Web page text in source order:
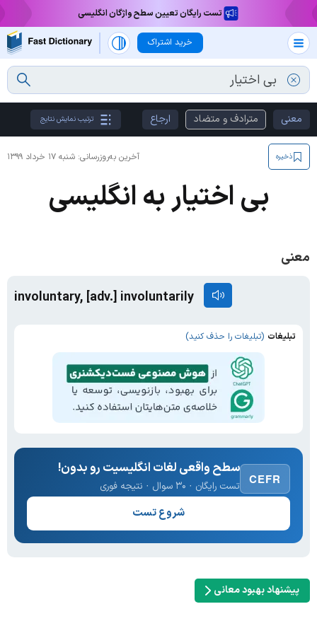
تست رایگان تعیین سطح واژگان انگلیسی
خرید اشتراک
معنی مترادف و متضاد ارجاع ترتیب نمایش نتایج
آخرین به‌روزرسانی: شنبه ۱۷ خرداد ۱۳۹۹ ذخیره
بی اختیار به انگلیسی
معنی
involuntary, [adv.] involuntarily
تبلیغات (تبلیغات را حذف کنید)
CEFR
سطح واقعی لغات انگلیسیت رو بدون!
تست رایگان · ۳۰ سوال · نتیجه فوری
شروع تست
پیشنهاد بهبود معانی